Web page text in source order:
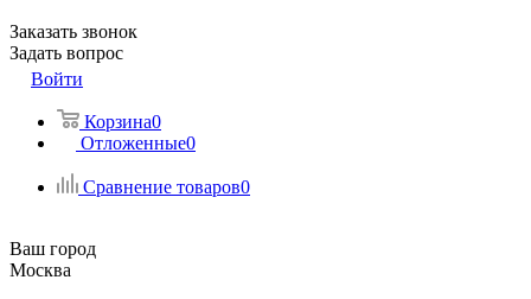
Заказать звонок
Задать вопрос
Войти
Корзина0
Отложенные0
Сравнение товаров0
Ваш город
Москва